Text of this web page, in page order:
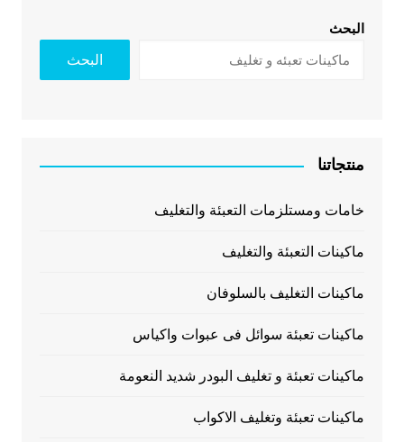
البحث
البحث
منتجاتنا
خامات ومستلزمات التعبئة والتغليف
ماكينات التعبئة والتغليف
ماكينات التغليف بالسلوفان
ماكينات تعبئة سوائل فى عبوات واكياس
ماكينات تعبئة و تغليف البودر شديد النعومة
ماكينات تعبئة وتغليف الاكواب